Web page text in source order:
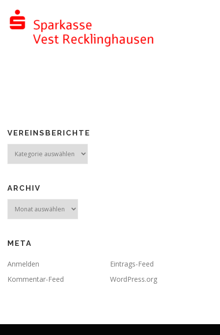
VEREINSBERICHTE
ARCHIV
META
Anmelden
Eintrags-Feed
Kommentar-Feed
WordPress.org